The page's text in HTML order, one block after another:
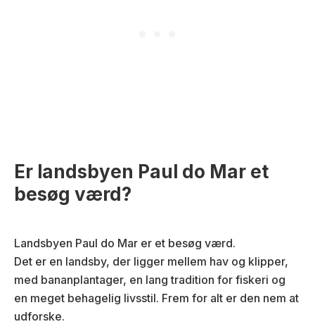
Er landsbyen Paul do Mar et
besøg værd?
Landsbyen Paul do Mar er et besøg værd.
Det er en landsby, der ligger mellem hav og klipper,
med bananplantager, en lang tradition for fiskeri og
en meget behagelig livsstil. Frem for alt er den nem at
udforske.